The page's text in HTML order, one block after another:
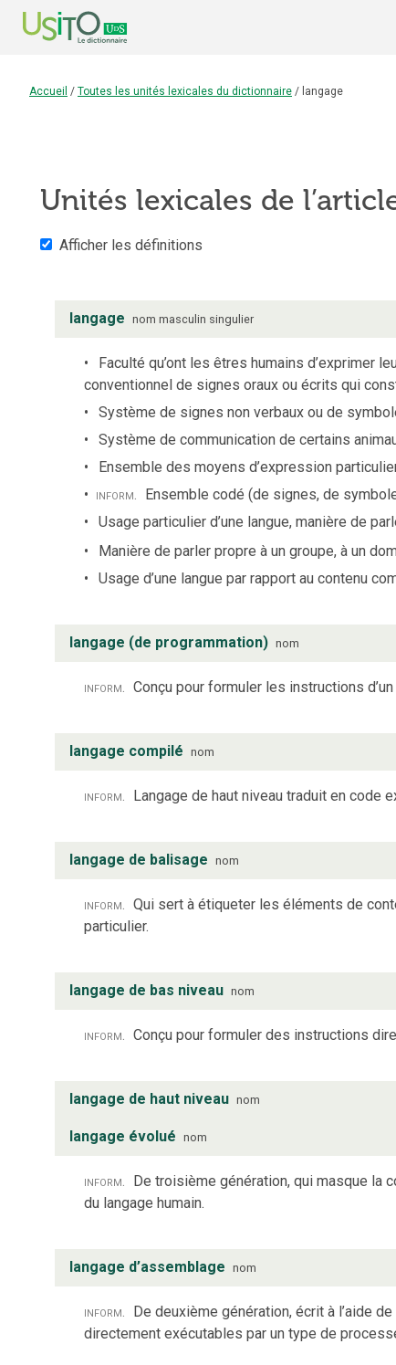
Accueil / Toutes les unités lexicales du dictionnaire / langage
Unités lexicales de
Afficher les définitions
langage nom masculin singulier
Faculté qu’ont les êtres humains d’exprimer
conventionnel de signes oraux ou écrits qui
Système de signes non verbaux ou de
Système de communication de certains
Ensemble des moyens d’expression
inform. Ensemble codé (de signes, de
Usage particulier d’une langue, manière de
Manière de parler propre à un groupe, à un
Usage d’une langue par rapport au contenu
langage (de programmation) nom
inform. Conçu pour formuler les instructions
langage compilé nom
inform. Langage de haut niveau traduit en code
langage de balisage nom
inform. Qui sert à étiqueter les éléments de
particulier.
langage de bas niveau nom
inform. Conçu pour formuler des instructions
langage de haut niveau nom
langage évolué nom
inform. De troisième génération, qui masque la
du langage humain.
langage d’assemblage nom
inform. De deuxième génération, écrit à l’aide
directement exécutables par un type de